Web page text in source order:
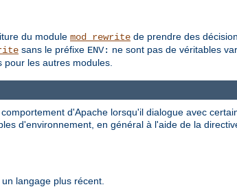
du module mod_rewrite de prendre des
sans le préfixe ENV: ne sont pas de véritables
pour les autres modules.
d'Apache lorsqu'il dialogue avec
d'environnement, en général à l'aide de la
langage plus récent.